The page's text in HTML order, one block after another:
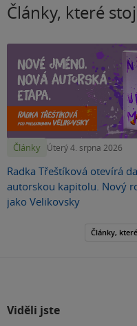
Články, které
Články Úterý 4. srpna 2026
Radka Třeštíková otevírá
autorskou kapitolu. Nový
jako Velikovsky
Články,
Viděli jste